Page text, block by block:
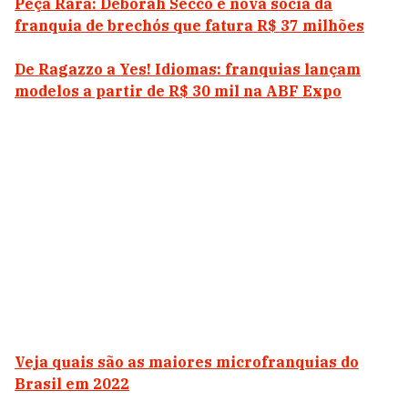
Peça Rara: Deborah Secco é nova sócia da
franquia de brechós que fatura R$ 37 milhões
De Ragazzo a Yes! Idiomas: franquias lançam
modelos a partir de R$ 30 mil na ABF Expo
Veja quais são as maiores microfranquias do
Brasil em 2022